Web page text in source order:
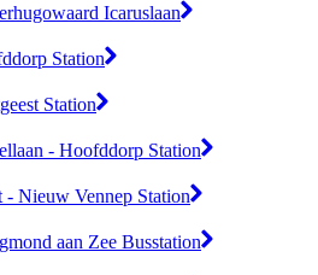
Icaruslaan
Station
Station
- Hoofddorp Station
Nieuw Vennep Station
aan Zee Busstation